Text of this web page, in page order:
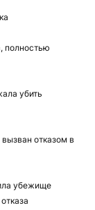
полностью
убить
вызван отказом в
убежище